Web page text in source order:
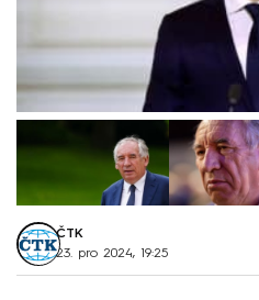
ČTK
23. pro 2024, 19:25